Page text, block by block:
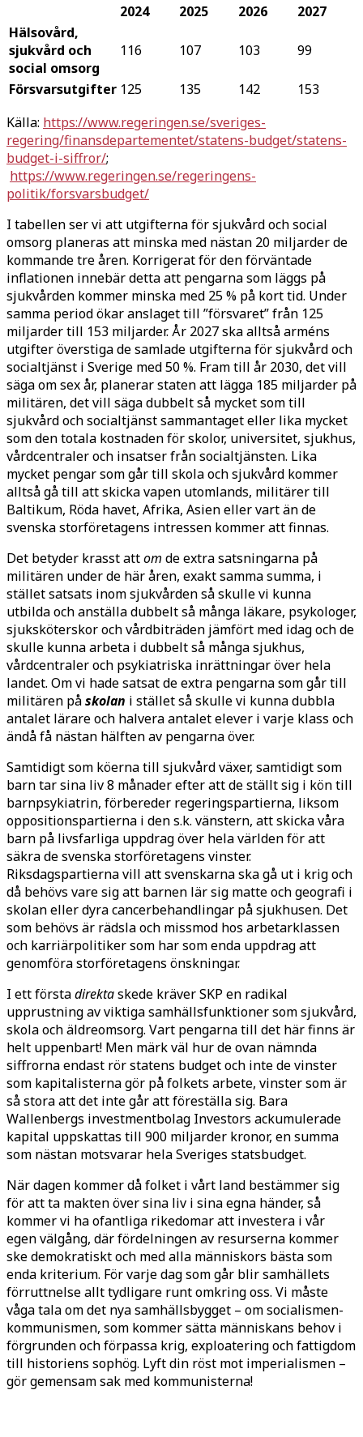
2024
2025 2026
2027
Hälsovård,
sjukvård och
social omsorg
116 107 103 99
Försvarsutgifter 125 135 142
153
Källa: https://www.regeringen.se/sveriges-
regering/finansdepartementet/statens-budget/statens-
budget-i-siffror/;
https://www.regeringen.se/regeringens-
politik/forsvarsbudget/
I tabellen ser vi att utgifterna för sjukvård och social
omsorg planeras att minska med nästan 20 miljarder de
kommande tre åren. Korrigerat för den förväntade
inflationen innebär detta att pengarna som läggs på
sjukvården kommer minska med 25 % på kort tid. Under
samma period ökar anslaget till ”försvaret” från 125
miljarder till 153 miljarder. År 2027 ska alltså arméns
utgifter överstiga de samlade utgifterna för sjukvård och
socialtjänst i Sverige med 50 %. Fram till år 2030, det vill
säga om sex år, planerar staten att lägga 185 miljarder på
militären, det vill säga dubbelt så mycket som till
sjukvård och socialtjänst sammantaget eller lika mycket
som den totala kostnaden för skolor, universitet, sjukhus,
vårdcentraler och insatser från socialtjänsten. Lika
mycket pengar som går till skola och sjukvård kommer
alltså gå till att skicka vapen utomlands, militärer till
Baltikum, Röda havet, Afrika, Asien eller vart än de
svenska storföretagens intressen kommer att finnas.
Det betyder krasst attom de extra satsningarna på
militären under de här åren, exakt samma summa, i
stället satsats inom sjukvården så skulle vi kunna
utbilda och anställa dubbelt så många läkare, psykologer,
sjuksköterskor och vårdbiträden jämfört med idag och de
skulle kunna arbeta i dubbelt så många sjukhus,
vårdcentraler och psykiatriska inrättningar över hela
landet. Om vi hade satsat de extra pengarna som går till
militären påskolan i stället så skulle vi kunna dubbla
antalet lärare och halvera antalet elever i varje klass och
ändå få nästan hälften av pengarna över.
Samtidigt som köerna till sjukvård växer, samtidigt som
barn tar sina liv 8 månader efter att de ställt sig i kön till
barnpsykiatrin, förbereder regeringspartierna, liksom
oppositionspartierna i den s.k. vänstern, att skicka våra
barn på livsfarliga uppdrag över hela världen för att
säkra de svenska storföretagens vinster.
Riksdagspartierna vill att svenskarna ska gå ut i krig och
då behövs vare sig att barnen lär sig matte och geografi i
skolan eller dyra cancerbehandlingar på sjukhusen. Det
som behövs är rädsla och missmod hos arbetarklassen
och karriärpolitiker som har som enda uppdrag att
genomföra storföretagens önskningar.
I ett förstadirektaskede kräver SKP en radikal
upprustning av viktiga samhällsfunktioner som sjukvård,
skola och äldreomsorg. Vart pengarna till det här finns är
helt uppenbart! Men märk väl hur de ovan nämnda
siffrorna endast rör statens budget och inte de vinster
som kapitalisterna gör på folkets arbete, vinster som är
så stora att det inte går att föreställa sig. Bara
Wallenbergs investmentbolag Investors ackumulerade
kapital uppskattas till 900 miljarder kronor, en summa
som nästan motsvarar hela Sveriges statsbudget.
När dagen kommer då folket i vårt land bestämmer sig
för att ta makten över sina liv i sina egna händer, så
kommer vi ha ofantliga rikedomar att investera i vår
egen välgång, där fördelningen av resurserna kommer
ske demokratiskt och med alla människors bästa som
enda kriterium. För varje dag som går blir samhällets
förruttnelse allt tydligare runt omkring oss. Vi måste
våga tala om det nya samhällsbygget – om socialismen-
kommunismen, som kommer sätta människans behov i
förgrunden och förpassa krig, exploatering och fattigdom
till historiens sophög. Lyft din röst mot imperialismen –
gör gemensam sak med kommunisterna!